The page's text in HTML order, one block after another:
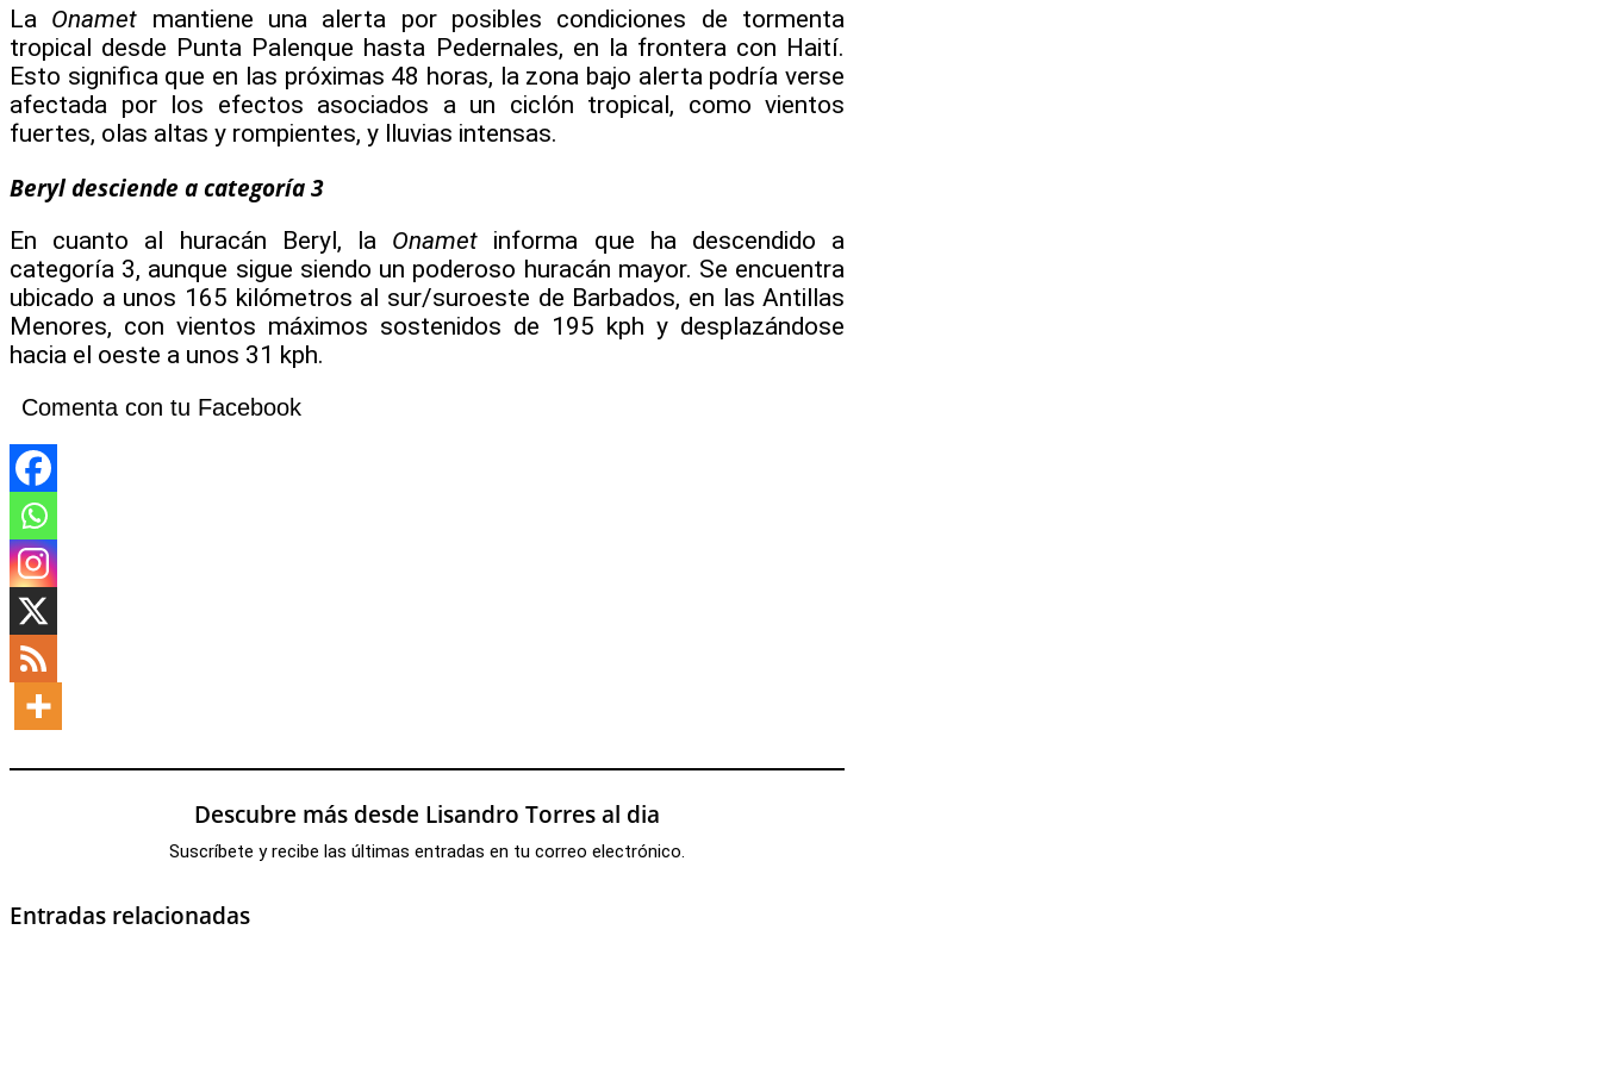
La Onamet mantiene una alerta por posibles condiciones de tormenta
tropical desde Punta Palenque hasta Pedernales, en la frontera con Haití.
Esto significa que en las próximas 48 horas, la zona bajo alerta podría verse
afectada por los efectos asociados a un ciclón tropical, como vientos
fuertes, olas altas y rompientes, y lluvias intensas.
Beryl desciende a categoría 3
En cuanto al huracán Beryl, la Onamet informa que ha descendido a
categoría 3, aunque sigue siendo un poderoso huracán mayor. Se encuentra
ubicado a unos 165 kilómetros al sur/suroeste de Barbados, en las Antillas
Menores, con vientos máximos sostenidos de 195 kph y desplazándose
hacia el oeste a unos 31 kph.
Comenta con tu Facebook
Descubre más desde Lisandro Torres al dia
Suscríbete y recibe las últimas entradas en tu correo electrónico.
Entradas relacionadas